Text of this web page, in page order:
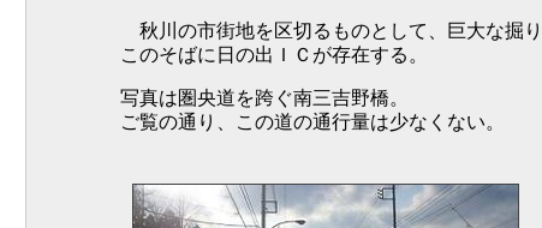
秋川の市街地を区切るものとして、巨大な掘
このそばに日の出ＩＣが存在する。
写真は圏央道を跨ぐ南三吉野橋。
ご覧の通り、この道の通行量は少なくない。